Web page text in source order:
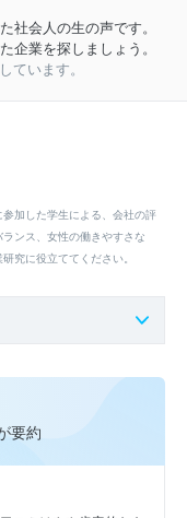
社会人の生の声です。
企業を探しましょう。
ています。
加した学生による、会社の評
ンス、女性の働きやすさな
究に役立ててください。
要約